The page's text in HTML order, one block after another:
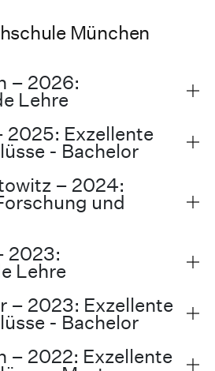
München
– 2026:
Lehre
2025: Exzellente
- Bachelor
– 2024:
und
2023:
Lehre
– 2023: Exzellente
- Bachelor
– 2022: Exzellente